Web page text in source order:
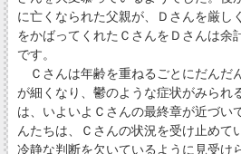
に亡くなられた父親が、Ｄさんを厳し
をかばってくれたＣさんをＤさんは余
です。
Ｃさんは年齢を重ねるごとにだんだ
が細くなり、鬱のような症状がみられ
は、いよいよＣさんの最終章が近づい
んたちは、Ｃさんの状況を受け止めて
冷静な判断を欠いているように見受け